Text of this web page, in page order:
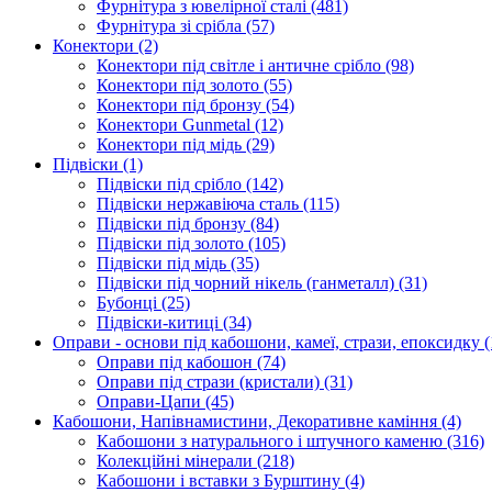
Фурнітура з ювелірної сталі (481)
Фурнітура зі срібла (57)
Конектори (2)
Конектори під світле і античне срібло (98)
Конектори під золото (55)
Конектори під бронзу (54)
Конектори Gunmetal (12)
Конектори під мідь (29)
Підвіски (1)
Підвіски під срібло (142)
Підвіски нержавіюча сталь (115)
Підвіски під бронзу (84)
Підвіски під золото (105)
Підвіски під мідь (35)
Підвіски під чорний нікель (ганметалл) (31)
Бубонці (25)
Підвіски-китиці (34)
Оправи - основи під кабошони, камеї, стрази, епоксидку
Оправи під кабошон (74)
Оправи під стрази (кристали) (31)
Оправи-Цапи (45)
Кабошони, Напівнамистини, Декоративне каміння (4)
Кабошони з натурального і штучного каменю (316)
Колекційні мінерали (218)
Кабошони і вставки з Бурштину (4)